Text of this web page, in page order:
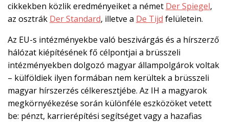
cikkekben közlik eredményeiket a német Der Spiegel,
az osztrák Der Standard, illetve a De Tijd felületein.
Az EU-s intézményekbe való beszivárgás és a hírszerző
hálózat kiépítésének fő célpontjai a brüsszeli
intézményekben dolgozó magyar állampolgárok voltak
– külföldiek ilyen formában nem kerültek a brüsszeli
magyar hírszerzés célkeresztjébe. Az IH a magyarok
megkörnyékezése során különféle eszközöket vetett
be: pénzt, karrierépítési segítséget vagy a hazafias